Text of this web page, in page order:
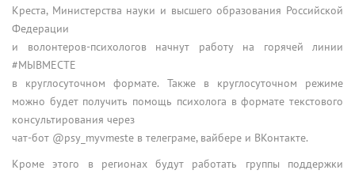
Креста, Министерства науки и высшего образования Российской
Федерации
и волонтеров-психологов начнут работу на горячей линии
#МЫВМЕСТЕ
в круглосуточном формате. Также в круглосуточном режиме
можно будет получить помощь психолога в формате текстового
консультирования через
чат-бот @psy_myvmeste в телеграме, вайбере и ВКонтакте.
Кроме этого в регионах будут работать группы поддержки